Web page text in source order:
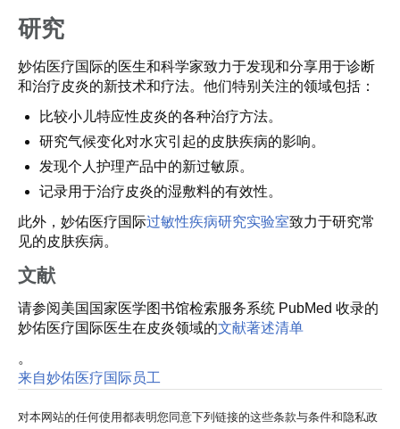
研究
妙佑医疗国际的医生和科学家致力于发现和分享用于诊断
和治疗皮炎的新技术和疗法。他们特别关注的领域包括：
比较小儿特应性皮炎的各种治疗方法。
研究气候变化对水灾引起的皮肤疾病的影响。
发现个人护理产品中的新过敏原。
记录用于治疗皮炎的湿敷料的有效性。
此外，妙佑医疗国际过敏性疾病研究实验室致力于研究常
见的皮肤疾病。
文献
请参阅美国国家医学图书馆检索服务系统 PubMed 收录的
妙佑医疗国际医生在皮炎领域的文献著述清单
。
来自妙佑医疗国际员工
对本网站的任何使用都表明您同意下列链接的这些条款与条件和隐私政